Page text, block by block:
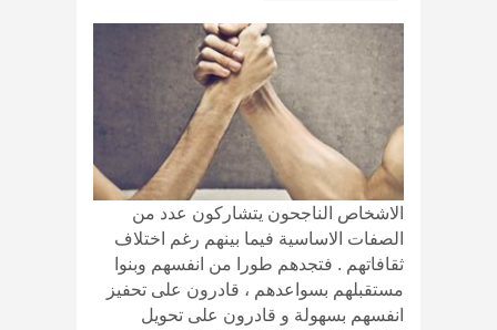
الاشخاص الناجحون يتشاركون عدد من
الصفات الاساسية فيما بينهم رغم اختلاف
ثقافاتهم . فتجدهم طورا من انفسهم وبنوا
مستقبلهم بسواعدهم ، قادرون على تحفيز
انفسهم بسهولة و قادرون على تحويل